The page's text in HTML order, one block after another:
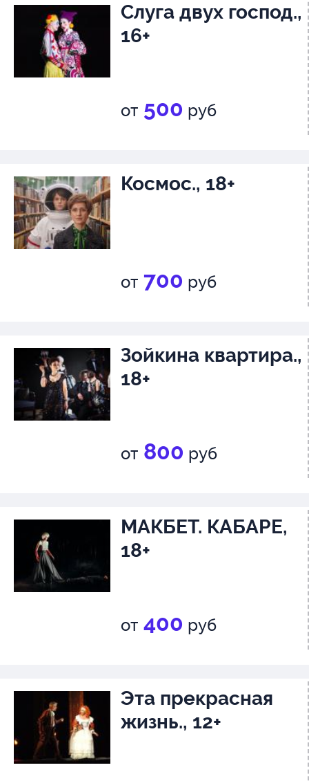
Слуга двух господ.,
16+
от 500 руб
Космос., 18+
от 700 руб
Зойкина квартира.,
18+
от 800 руб
МАКБЕТ. КАБАРЕ,
18+
от 400 руб
Эта прекрасная
жизнь., 12+